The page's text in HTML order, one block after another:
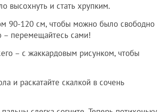
высохнуть и стать хрупким.
90-120 см, чтобы можно было свободно
– перемещайтесь сами!
– с жаккардовым рисунком, чтобы
и раскатайте скалкой в сочень